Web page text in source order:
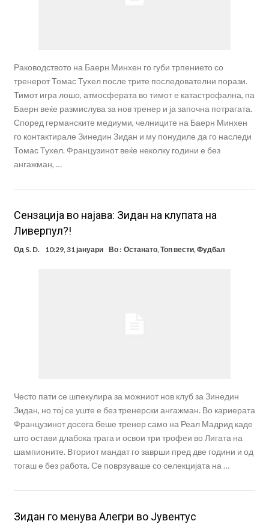
Раководството на Баерн Минхен го губи трпението со
тренерот Томас Тухел после трите последователни порази.
Тимот игра лошо, атмосферата во тимот е катастрофална, па
Баерн веќе размислува за нов тренер и ја започна потрагата.
Според германските медиуми, челниците на Баерн Минхен
го контактирале Зинедин Зидан и му понудиле да го наследи
Томас Тухел. Французинот веќе неколку години е без
ангажман, …
Сензација во најава: Зидан на клупата на
Ливерпул?!
Од S. D. 10:29, 31 јануари Во : Останато,Топ вести,Фудбал
Често пати се шпекулира за можниот нов клуб за Зинедин
Зидан, но тој се уште е без тренерски ангажман. Во кариерата
Французинот досега беше тренер само на Реал Мадрид каде
што остави длабока трага и освои три трофеи во Лигата на
шампионите. Вториот мандат го заврши пред две години и од
тогаш е без работа. Се поврзуваше со селекцијата на …
Зидан го менува Алегри во Јувентус